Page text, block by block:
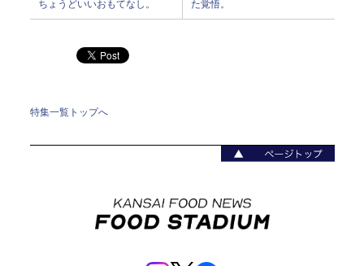
ちょうどいいおもてなし。
た覚悟。
特集一覧トップへ